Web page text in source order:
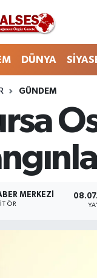
DÜNYA
GÜNDEM
MERKEZI
Durumu ve Fikstür